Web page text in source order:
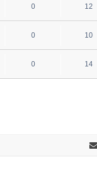
0 12
0 10
0 14